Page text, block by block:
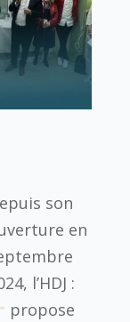
son
en
l’HDJ :
propose